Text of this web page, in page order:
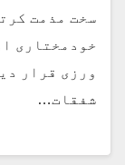
سخت مذمت
خودمختاری
ورزی قرار
شفقات…